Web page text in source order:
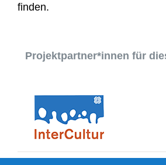
finden.
Projektpartner*innen für